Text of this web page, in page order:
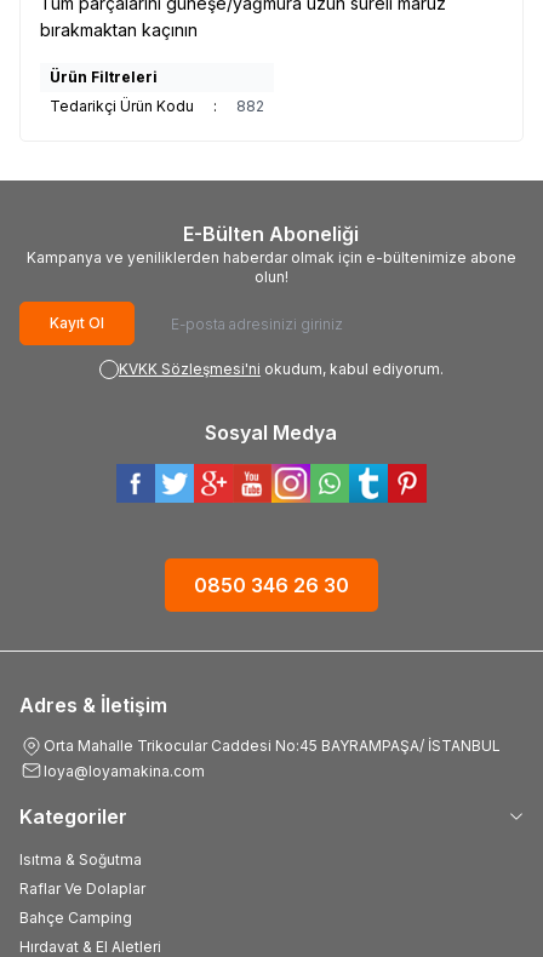
bırakmaktan kaçının
Ürün Filtreleri
Tedarikçi Ürün Kodu
: 882
E-Bülten Aboneliği
Kampanya ve yeniliklerden haberdar olmak için e-bültenimize abone
olun!
Kayıt Ol
KVKK Sözleşmesi'ni okudum, kabul ediyorum.
Sosyal Medya
0850 346 26 30
Adres & İletişim
Orta Mahalle Trikocular Caddesi No:45 BAYRAMPAŞA/ İSTANBUL
loya@loyamakina.com
Kategoriler
Isıtma & Soğutma
Raflar Ve Dolaplar
Bahçe Camping
Hırdavat & El Aletleri